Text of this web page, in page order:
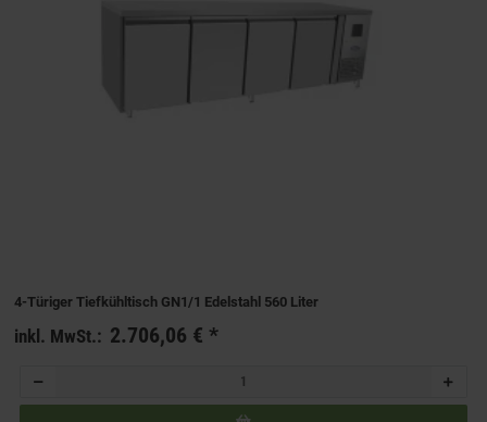
4-Türiger Tiefkühltisch GN1/1 Edelstahl 560 Liter
inkl. MwSt.: 2.706,06 €*